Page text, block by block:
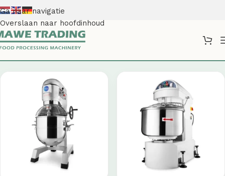
Ga naar navigatie
Overslaan naar hoofdinhoud